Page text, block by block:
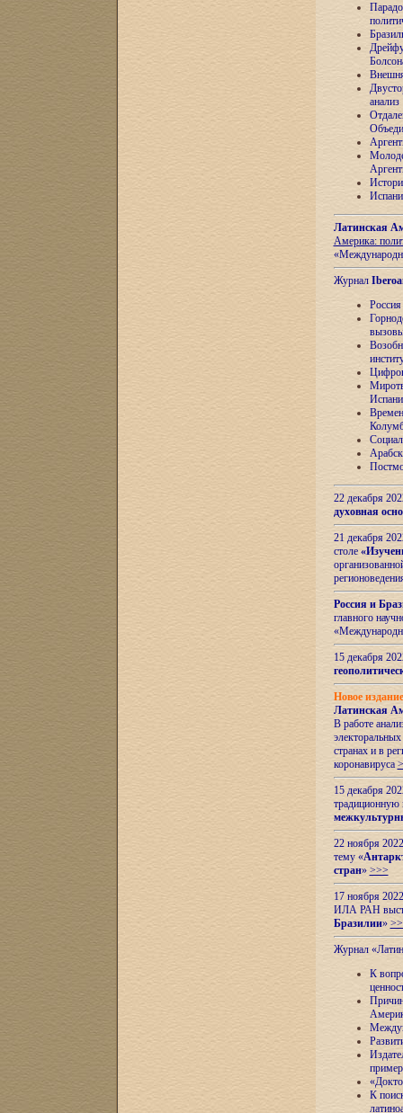
анализ
Латинская
Америка:
Журнал
22 декабря
духовная
21 декабря
столе
Россия и
главного
15 декабря
Новое
Латинская
В работе
странах и в
коронавируса
15 декабря
22 ноября
тему «
стран» >>>
17 ноября
ИЛА РАН
Бразилии»
Журнал
К
К